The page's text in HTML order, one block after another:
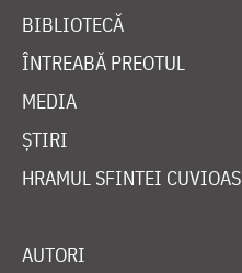
BIBLIOTECĂ
ÎNTREABĂ PREOTUL
MEDIA
ȘTIRI
HRAMUL SFINTEI
AUTORI